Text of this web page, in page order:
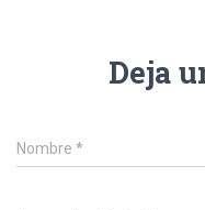
Deja
Nombre *